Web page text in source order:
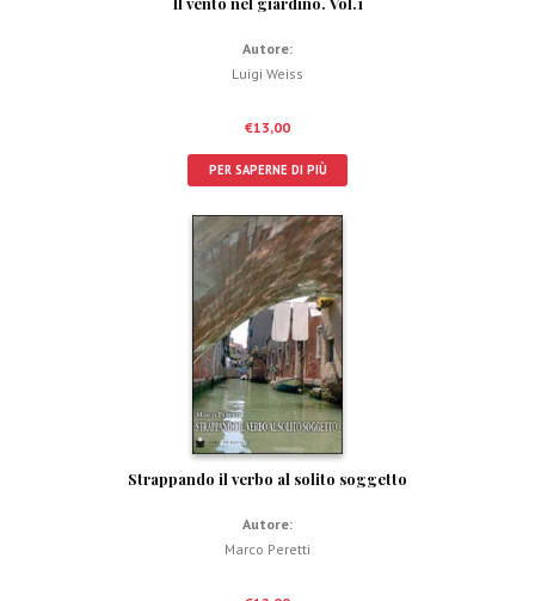
Autore:
Luigi Weiss
€13,00
PER SAPERNE DI PIÙ
Strappando il verbo al solito soggetto
Autore:
Marco Peretti